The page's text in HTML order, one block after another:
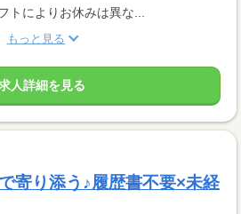
によりお休みは異な...
もっと見る
人詳細を見る
寄り添う♪履歴書不要×未経